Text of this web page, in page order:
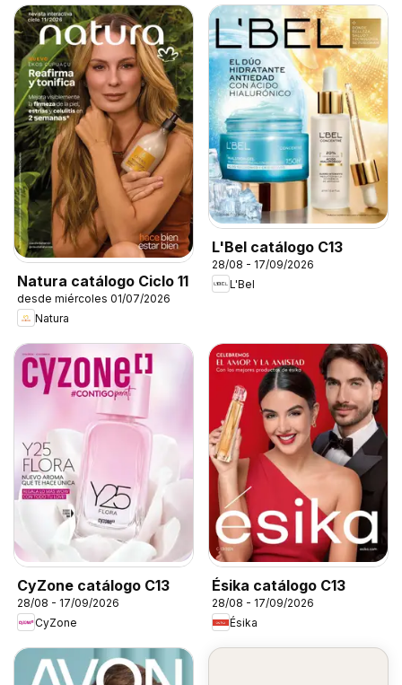
Natura catálogo Ciclo 11
desde miércoles 01/07/2026
Natura
L'Bel catálogo C13
28/08 - 17/09/2026
L'Bel
CyZone catálogo C13
28/08 - 17/09/2026
CyZone
Ésika catálogo C13
28/08 - 17/09/2026
Ésika